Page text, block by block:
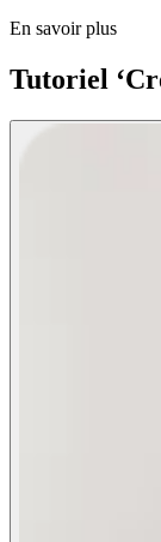
En savoir plus
Tutoriel